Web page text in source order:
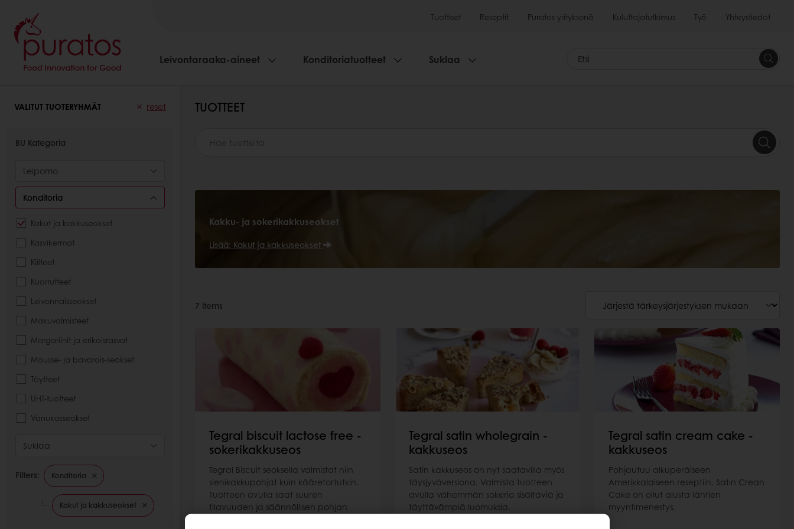
Tuotteet Reseptit Puratos yrityksenä Kuluttajatutkimus Työ Yhteystiedot
Leivontaraaka-aineet Konditoriatuotteet Suklaa
VALITUT TUOTERYHMÄT reset
BU Kategoria
Leipomo
Konditoria
Kakut ja kakkuseokset
Kasvikermat
Kiilteet
Kuorrutteet
Leivonnaisseokset
Makuvalmisteet
Margariinit ja erikoisrasvat
Mousse- ja bavarois-seokset
Täytteet
UHT-tuotteet
Vanukasseokset
Suklaa
Filters: Konditoria
Kakut ja kakkuseokset
TUOTTEET
Kakku- ja sokerikakkuseokset
Lisää: Kakut ja kakkuseokset
7 items
Tegral biscuit lactose free -
sokerikakkuseos
Tegral Biscuit seoksella valmistat niin
sienikakkupohjat kuin kääretortutkin.
Tuotteen avulla saat suuren
tilavuuden ja säännöllisen pohjan
Tegral satin wholegrain -
kakkuseos
Satin kakkuseos on nyt saatavilla myös
täysjyväversiona. Valmista tuotteen
avulla vähemmän sokeria sisältäviä ja
täyttävämpiä luomuksia.
Tegral satin cream cake -
kakkuseos
Pohjautuu alkuperäiseen
Amerikkalaiseen reseptiin. Satin Crean
Cake on ollut alusta lähtien
myyntimenestys.